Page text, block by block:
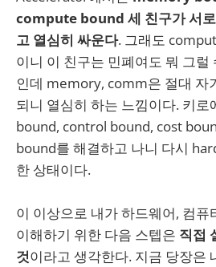
compute bound 세 친구가 서로
고 열심히 싸운다. 그래도
이니 이 친구는 민폐여도 뭐 그럴
인데 memory, comm은 절대 자
되니 열심히 하는 느낌이다. 키
bound, control bound, cost
bound를 해결하고 나니 다시
한 상태이다.
이 이상으로 내가 하드웨어, 컴퓨
이해하기 위한 다음 스텝은 직접
것이라고 생각한다. 지금 당장은